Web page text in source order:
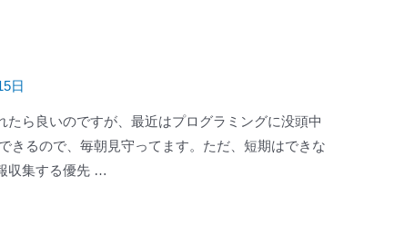
日
ら良いのですが、最近はプログラミングに没頭中
きるので、毎朝見守ってます。ただ、短期はできな
収集する優先 …